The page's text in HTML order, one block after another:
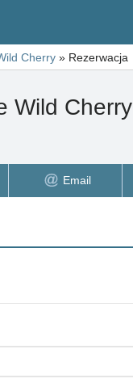
Cherry » Rezerwacja
Wild Cherry
Email